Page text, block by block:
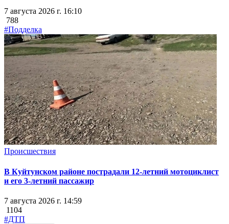
7 августа 2026 г. 16:10
788
#Подделка
Происшествия
В Куйтунском районе пострадали 12-летний мотоциклист
и его 3-летний пассажир
7 августа 2026 г. 14:59
1104
#ДТП